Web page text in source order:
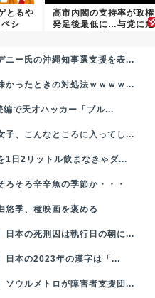
とるや
シ
高市内閣の支持率が政権
発足後最低に…与党に危
ニー氏の沖縄知事選支援を表...
かったときの対処法ｗｗｗｗ...
編で天才ハッカー「ブル...
子、こんなところに入ってし...
1日2リットル飲まなきゃダ...
ろそろ辛辛魚の季節か・・・
悠季、種映画を褒める
日本の死刑囚は執行日の朝に...
日本の2023年の漢字は「...
ソウルメトロが障害者支援団...